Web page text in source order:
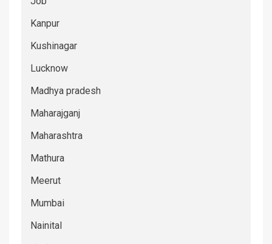
Kanpur
Kushinagar
Lucknow
Madhya pradesh
Maharajganj
Maharashtra
Mathura
Meerut
Mumbai
Nainital